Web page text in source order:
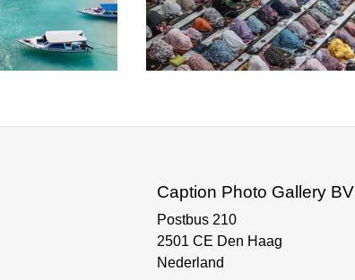
Caption Photo Gallery BV
Postbus 210
2501 CE Den Haag
Nederland